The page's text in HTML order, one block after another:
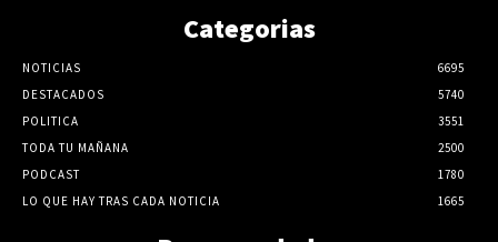
Categorias
NOTICIAS
6695
DESTACADOS
5740
POLITICA
3551
TODA TU MAÑANA
2500
PODCAST
1780
LO QUE HAY TRAS CADA NOTICIA
1665